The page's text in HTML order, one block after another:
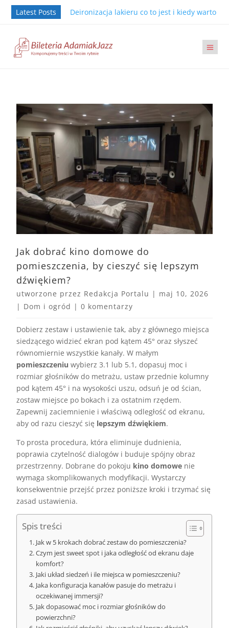
Latest Posts Deironizacja lakieru co to jest i kiedy warto ją
Jak dobrać kino domowe do
pomieszczenia, by cieszyć się lepszym
dźwiękiem?
utworzone przez Redakcja Portalu | maj 10, 2026
| Dom i ogród |0 komentarzy
Dobierz zestaw i ustawienie tak, aby z głównego miejsca
siedzącego widzieć ekran pod kątem 45° oraz słyszeć
równomiernie wszystkie kanały. W małym
pomieszczeniu wybierz 3.1 lub 5.1, dopasuj moc i
rozmiar głośników do metrażu, ustaw przednie kolumny
pod kątem 45° i na wysokości uszu, odsuń je od ścian,
zostaw miejsce po bokach i za ostatnim rzędem.
Zapewnij zaciemnienie i właściwą odległość od ekranu,
aby od razu cieszyć się lepszym dźwiękiem.
To prosta procedura, która eliminuje dudnienia,
poprawia czytelność dialogów i buduje spójny obraz
przestrzenny. Dobrane do pokoju kino domowe nie
wymaga skomplikowanych modyfikacji. Wystarczy
konsekwentnie przejść przez poniższe kroki i trzymać się
zasad ustawienia.
Spis treści
Jak w 5 krokach dobrać zestaw do pomieszczenia?
Czym jest sweet spot i jaka odległość od ekranu daje
komfort?
Jaki układ siedzeń i ile miejsca w pomieszczeniu?
Jaka konfiguracja kanałów pasuje do metrażu i
oczekiwanej immersji?
Jak dopasować moc i rozmiar głośników do
powierzchni?